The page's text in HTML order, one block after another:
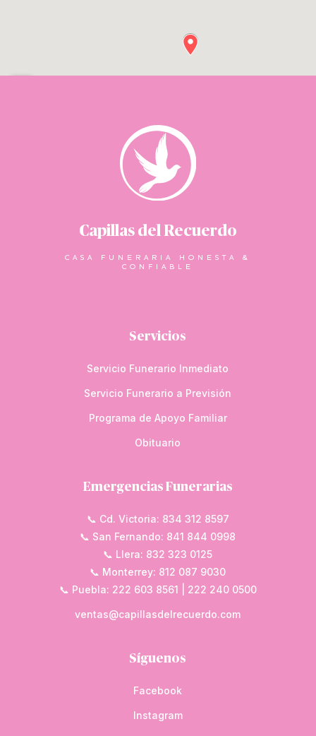
Capillas del Recuerdo
CASA FUNERARIA HONESTA &
CONFIABLE
Servicios
Servicio Funerario Inmediato
Servicio Funerario a Previsión
Programa de Apoyo Familiar
Obituario
Emergencias Funerarias
📞 Cd. Victoria: 834 312 8597
📞 San Fernando: 841 844 0998
📞 Llera: 832 323 0125
📞 Monterrey: 812 087 9030
📞 Puebla: 222 603 8561 | 222 240 0500
ventas@capillasdelrecuerdo.com
Síguenos
Facebook
Instagram